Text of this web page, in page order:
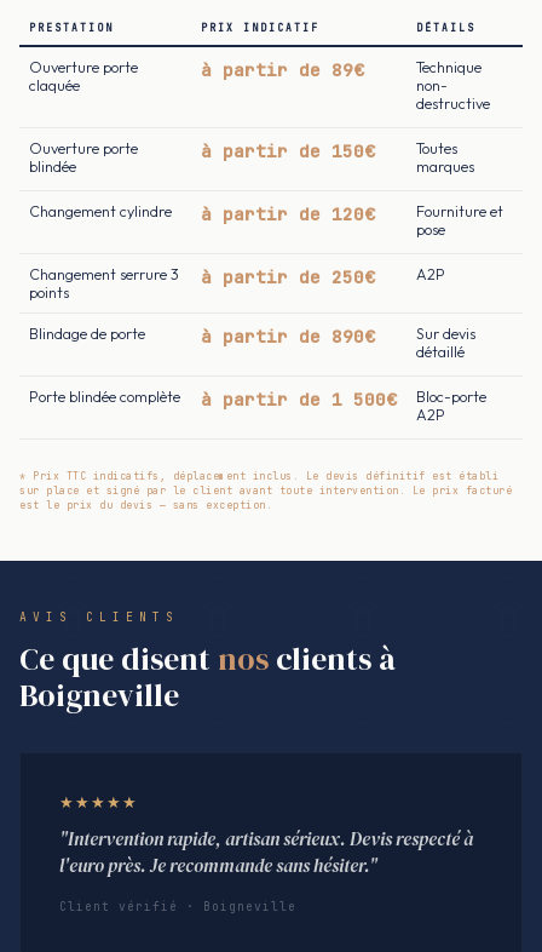
PRESTATION PRIX INDICATIF DÉTAILS
Ouverture porte
claquée
à partir de 89€
Technique
non-
destructive
Ouverture porte
blindée
à partir de 150€
Toutes
marques
Changement cylindre à partir de 120€
Fourniture et
pose
Changement serrure 3
points
à partir de 250€ A2P
Blindage de porte à partir de 890€
Sur devis
détaillé
Porte blindée complète à partir de 1 500€
Bloc-porte
A2P
* Prix TTC indicatifs, déplacement inclus. Le devis définitif est établi
sur place et signé par le client avant toute intervention. Le prix facturé
est le prix du devis — sans exception.
AVIS CLIENTS
Ce que disent nosclients à
Boigneville
★★★★★
"Intervention rapide, artisan sérieux. Devis respecté à
l'euro près. Je recommande sans hésiter."
Client vérifié · Boigneville